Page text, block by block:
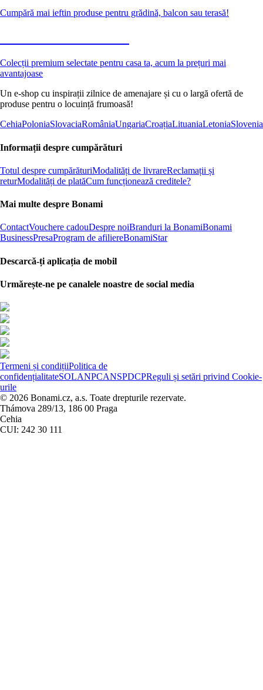
Cumpără mai ieftin produse pentru grădină, balcon sau terasă!
Colecții premium selectate pentru casa ta, acum la prețuri mai
avantajoase
Un e-shop cu inspirații zilnice de amenajare și cu o largă ofertă de
produse pentru o locuință frumoasă!
CehiaPoloniaSlovaciaRomâniaUngariaCroațiaLituaniaLetoniaSlovenia
Informații despre cumpărături
Totul despre cumpărăturiModalități de livrareReclamații și
returModalități de platăCum funcționează creditele?
Mai multe despre Bonami
ContactVouchere cadouDespre noiBranduri la BonamiBonami
BusinessPresaProgram de afiliereBonamiStar
Descarcă-ți aplicația de mobil
Urmărește-ne pe canalele noastre de social media
Termeni și condițiiPolitica de
confidențialitateSOLANPCANSPDCPReguli și setări privind Cookie-
urile
© 2026 Bonami.cz, a.s. Toate drepturile rezervate.
Thámova 289/13, 186 00 Praga
Cehia
CUI: 242 30 111